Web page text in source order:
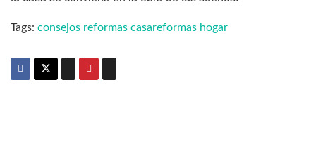
Tags: consejos reformas casareformas hogar